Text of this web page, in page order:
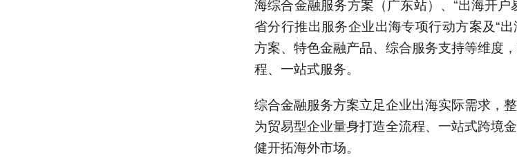
海综合金融服务方案（广东站）、“出海开
省分行推出服务企业出海专项行动方案及“
方案、特色金融产品、综合服务支持等维度
程、一站式服务。
综合金融服务方案立足企业出海实际需求，
为贸易型企业量身打造全流程、一站式跨境
健开拓海外市场。